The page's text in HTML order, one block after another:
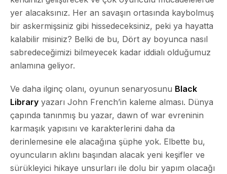
yer alacaksınız. Her an savaşın ortasında kaybolmuş
bir askermişsiniz gibi hissedeceksiniz, peki ya hayatta
kalabilir misiniz? Belki de bu, Dört ay boyunca nasıl
sabredeceğimizi bilmeyecek kadar iddialı olduğumuz
anlamına geliyor.
Ve daha ilginç olanı, oyunun senaryosunu Black
Library yazarı John French’in kaleme alması. Dünya
çapında tanınmış bu yazar, dawn of war evreninin
karmaşık yapısını ve karakterlerini daha da
derinlemesine ele alacağına şüphe yok. Elbette bu,
oyuncuların aklını başından alacak yeni keşifler ve
sürükleyici hikaye unsurları ile dolu bir yapım olacağı